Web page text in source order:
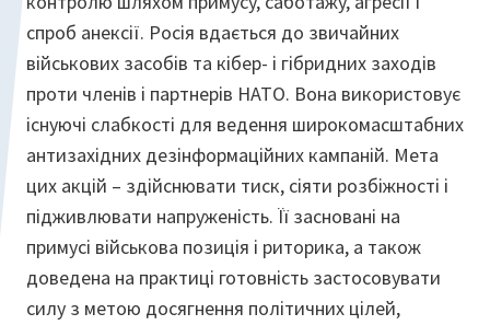
спроб анексії. Росія вдається до звичайних
військових засобів та кібер- і гібридних заходів
проти членів і партнерів НАТО. Вона використовує
існуючі слабкості для ведення широкомасштабних
антизахідних дезінформаційних кампаній. Мета
цих акцій – здійснювати тиск, сіяти розбіжності і
підживлювати напруженість. Її засновані на
примусі військова позиція і риторика, а також
доведена на практиці готовність застосовувати
силу з метою досягнення політичних цілей,